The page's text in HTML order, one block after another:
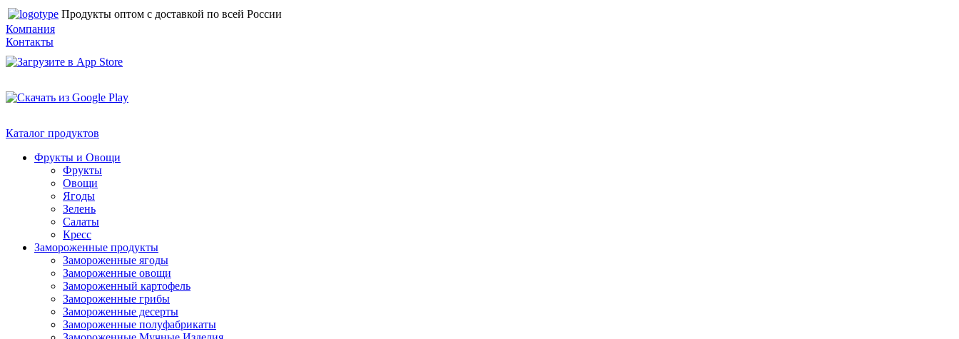
Продукты оптом с доставкой по всей России
Компания
Контакты
Каталог продуктов
Фрукты и Овощи
Фрукты
Овощи
Ягоды
Зелень
Салаты
Кресс
Замороженные продукты
Замороженные ягоды
Замороженные овощи
Замороженный картофель
Замороженные грибы
Замороженные десерты
Замороженные полуфабрикаты